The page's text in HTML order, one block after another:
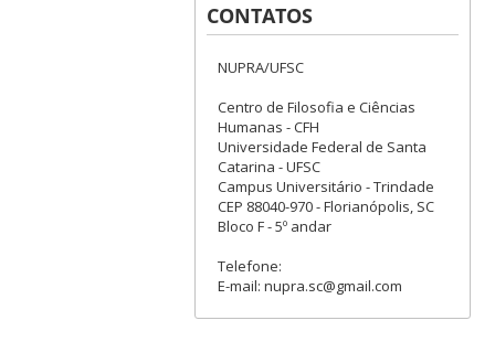
CONTATOS
NUPRA/UFSC
Centro de Filosofia e Ciências
Humanas - CFH
Universidade Federal de Santa
Catarina - UFSC
Campus Universitário - Trindade
CEP 88040-970 - Florianópolis, SC
Bloco F - 5º andar
Telefone:
E-mail: nupra.sc@gmail.com